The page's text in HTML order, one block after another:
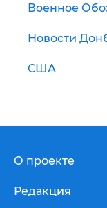
Военное
Новости
США
О проекте
Редакция